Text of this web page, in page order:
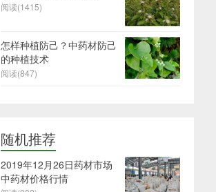
阅读(1415)
怎样种植防己？中药材防己
的种植技术
阅读(847)
随机推荐
2019年12月26日药材市场
中药材价格行情